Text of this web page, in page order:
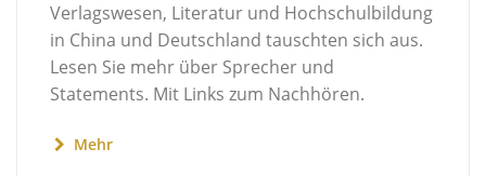
Verlagswesen, Literatur und Hochschulbildung
in China und Deutschland tauschten sich aus.
Lesen Sie mehr über Sprecher und
Statements. Mit Links zum Nachhören.
Mehr